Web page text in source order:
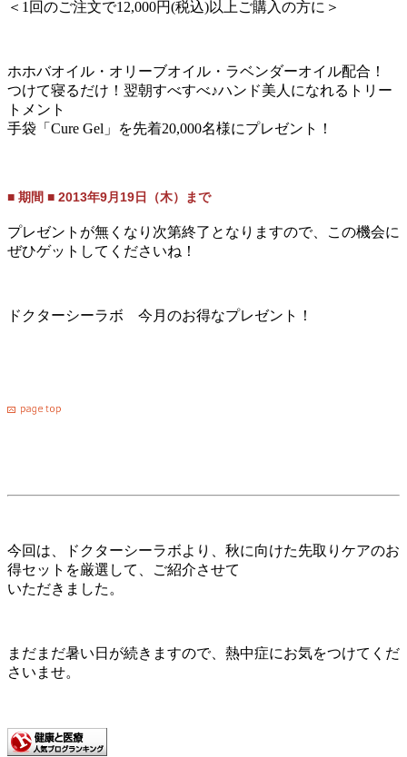
＜1回のご注文で12,000円(税込)以上ご購入の方に＞
ホホバオイル・オリーブオイル・ラベンダーオイル配合！
つけて寝るだけ！翌朝すべすべ♪ハンド美人になれるトリー
トメント
手袋「Cure Gel」を先着20,000名様にプレゼント！
■ 期間 ■ 2013年9月19日（木）まで
プレゼントが無くなり次第終了となりますので、この機会に
ぜひゲットしてくださいね！
ドクターシーラボ 今月のお得なプレゼント！
今回は、ドクターシーラボより、秋に向けた先取りケアのお
得セットを厳選して、ご紹介させて
いただきました。
まだまだ暑い日が続きますので、熱中症にお気をつけてくだ
さいませ。